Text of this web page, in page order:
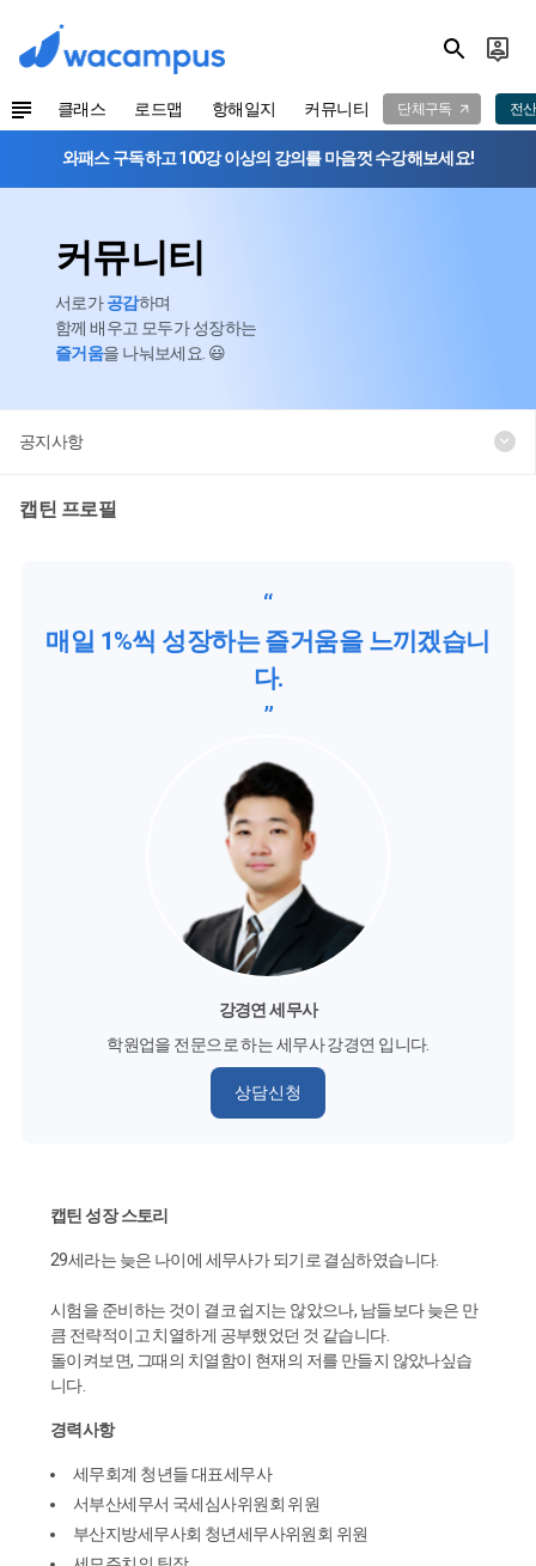
클래스 로드맵 항해일지 커뮤니티 단체구독 전
와패스 구독하고 100강 이상의 강의를 마음껏 수강해보세요!
커뮤니티
서로가공감하며
함께 배우고 모두가 성장하는
즐거움을 나눠보세요. 😃
공지사항
캡틴 프로필
강경연 세무사
학원업을 전문으로 하는 세무사 강경연 입니다.
상담신청
“
매일 1%씩 성장하는 즐거움을 느끼겠습니
다.
”
캡틴 성장 스토리
29세라는 늦은 나이에 세무사가 되기로 결심하였습니다.
시험을 준비하는 것이 결코 쉽지는 않았으나, 남들보다 늦은 만
큼 전략적이고 치열하게 공부했었던 것 같습니다.
돌이켜보면, 그때의 치열함이 현재의 저를 만들지 않았나싶습
니다.
경력사항
세무회계 청년들 대표세무사
서부산세무서 국세심사위원회 위원
부산지방세무사회 청년세무사위원회 위원